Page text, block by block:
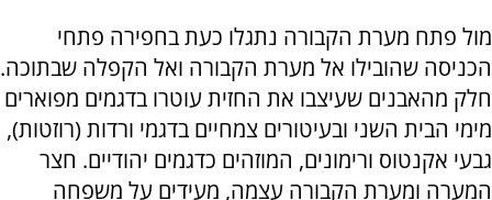
מול פתח מערת הקבורה נתגלו כעת בחפירה פתחי
הכניסה שהובילו אל מערת הקבורה ואל הקפלה שבתוכה.
חלק מהאבנים שעיצבו את החזית עוטרו בדגמים מפוארים
מימי הבית השני ובעיטורים צמחיים בדגמי ורדות (רוזטות),
גבעי אקנטוס ורימונים, המוזהים כדגמים יהודיים. חצר
המערה ומערת הקבורה עצמה, מעידים על משפחה